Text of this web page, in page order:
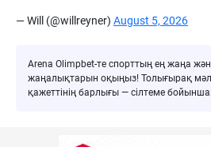
— Will (@willreyner) August 5, 2026
Arena Olimpbet-те спорттың ең жаңа
жаңалықтарын оқыңыз! Толығырақ
қажеттінің барлығы — сілтеме бойынша: